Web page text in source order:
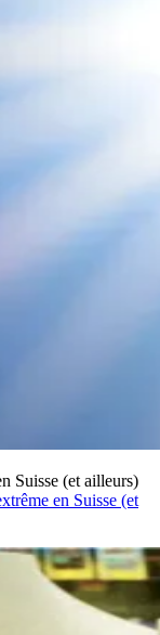
Suisse (et ailleurs)
en Suisse (et